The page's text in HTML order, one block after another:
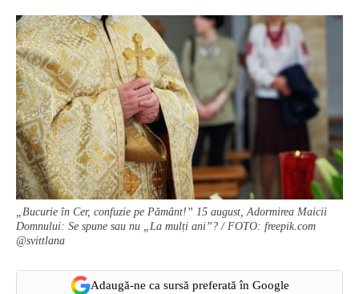
„Bucurie în Cer, confuzie pe Pământ!” 15 august, Adormirea Maicii
Domnului: Se spune sau nu „La mulți ani”? / FOTO: freepik.com
@svittlana
Adaugă-ne ca sursă preferată în Google